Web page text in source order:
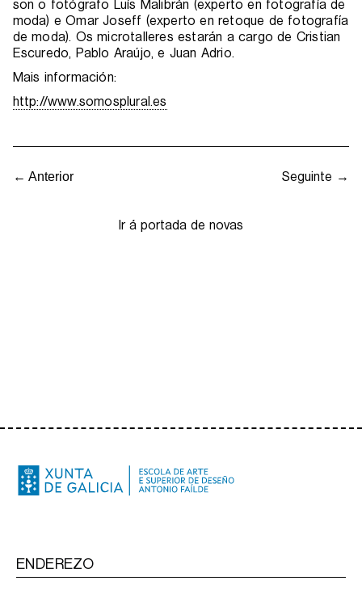
son o fotógrafo Luís Malibrán (experto en fotografía de
moda) e Omar Joseff (experto en retoque de fotografía
de moda). Os microtalleres estarán a cargo de Cristian
Escuredo, Pablo Araújo, e Juan Adrio.
Mais información:
http://www.somosplural.es
← Anterior Seguinte →
Ir á portada de novas
ENDEREZO